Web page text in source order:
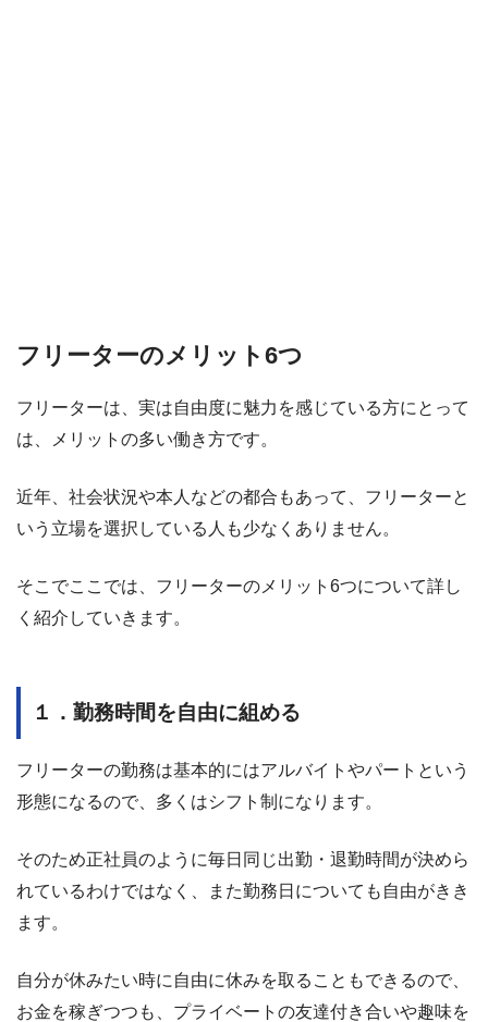
フリーターのメリット6つ
フリーターは、実は自由度に魅力を感じている方にとって
は、メリットの多い働き方です。
近年、社会状況や本人などの都合もあって、フリーターと
いう立場を選択している人も少なくありません。
そこでここでは、フリーターのメリット6つについて詳し
く紹介していきます。
１．勤務時間を自由に組める
フリーターの勤務は基本的にはアルバイトやパートという
形態になるので、多くはシフト制になります。
そのため正社員のように毎日同じ出勤・退勤時間が決めら
れているわけではなく、また勤務日についても自由がきき
ます。
自分が休みたい時に自由に休みを取ることもできるので、
お金を稼ぎつつも、プライベートの友達付き合いや趣味を